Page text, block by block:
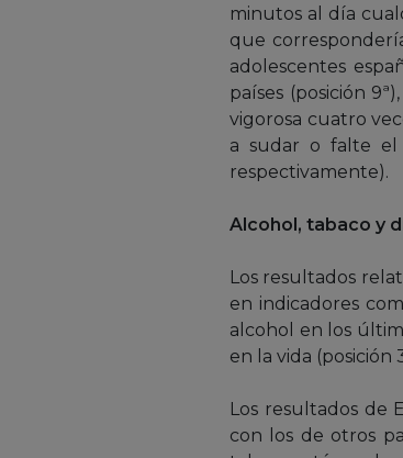
minutos al día
que
adolescentes
países (posición
vigorosa cuatro
a sudar o falte el
respectivamente).
Alcohol, tabaco y
Los resultados
en indicadores
alcohol en los
en la vida (posición
Los resultados de
con los de otros